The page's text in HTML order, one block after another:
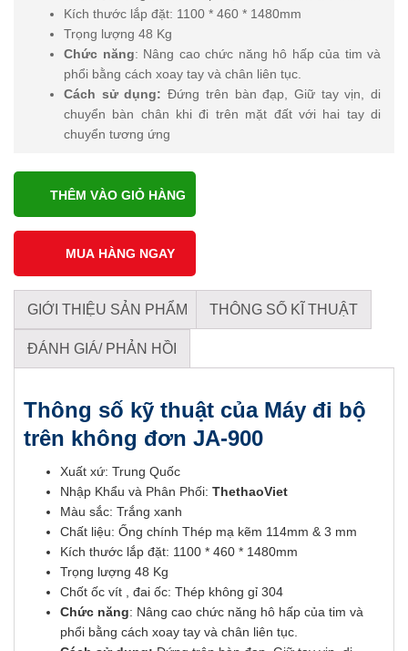
Kích thước lắp đặt: 1100 * 460 * 1480mm
Trọng lượng 48 Kg
Chức năng: Nâng cao chức năng hô hấp của tim và
phổi bằng cách xoay tay và chân liên tục.
Cách sử dụng: Đứng trên bàn đạp, Giữ tay vịn, di
chuyển bàn chân khi đi trên mặt đất với hai tay di
chuyển tương ứng
THÊM VÀO GIỎ HÀNG
GIỚI THIỆU SẢN PHẨM THÔNG SỐ KĨ THUẬT
ĐÁNH GIÁ/ PHẢN HỒI
Thông số kỹ thuật của Máy đi bộ
trên không đơn JA-900
Xuất xứ: Trung Quốc
Nhập Khẩu và Phân Phối: ThethaoViet
Màu sắc: Trắng xanh
Chất liệu: Ống chính Thép mạ kẽm 114mm & 3 mm
Kích thước lắp đặt: 1100 * 460 * 1480mm
Trọng lượng 48 Kg
Chốt ốc vít , đai ốc: Thép không gỉ 304
Chức năng: Nâng cao chức năng hô hấp của tim và
phổi bằng cách xoay tay và chân liên tục.